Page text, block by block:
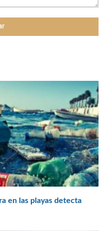
en las playas detecta